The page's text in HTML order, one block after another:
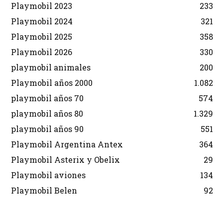
Playmobil 2023
233
Playmobil 2024
321
Playmobil 2025
358
Playmobil 2026
330
playmobil animales
200
Playmobil años 2000
1.082
playmobil años 70
574
playmobil años 80
1.329
playmobil años 90
551
Playmobil Argentina Antex
364
Playmobil Asterix y Obelix
29
Playmobil aviones
134
Playmobil Belen
92